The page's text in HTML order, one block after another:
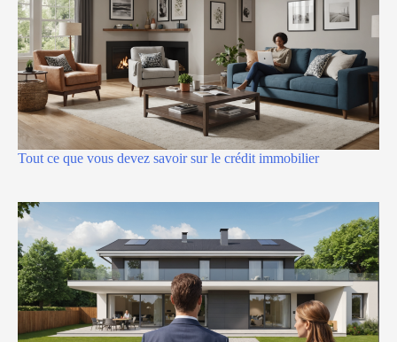
Tout ce que vous devez savoir sur le crédit immobilier